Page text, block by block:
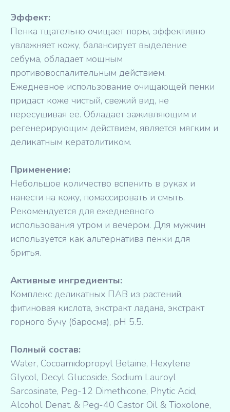
Эффект:
Пенка тщательно очищает поры, эффективно
увлажняет кожу, балансирует выделение
себума, обладает мощным
противовоспалительным действием.
Ежедневное использование очищающей пенки
придаст коже чистый, свежий вид, не
пересушивая её. Обладает заживляющим и
регенерирующим действием, является мягким и
деликатным кератолитиком.
Применение:
Небольшое количество вспенить в руках и
нанести на кожу, помассировать и смыть.
Рекомендуется для ежедневного
использования утром и вечером. Для мужчин
используется как альтернатива пенки для
бритья.
Активные ингредиенты:
Комплекс деликатных ПАВ из растений,
фитиновая кислота, экстракт ладана, экстракт
горного бучу (баросма), pH 5.5.
Полный состав:
Water, Cocoamidopropyl Betaine, Hexylene
Glycol, Decyl Glucoside, Sodium Lauroyl
Sarcosinate, Peg-12 Dimethicone, Phytic Acid,
Alcohol Denat. & Peg-40 Castor Oil & Tioxolone,